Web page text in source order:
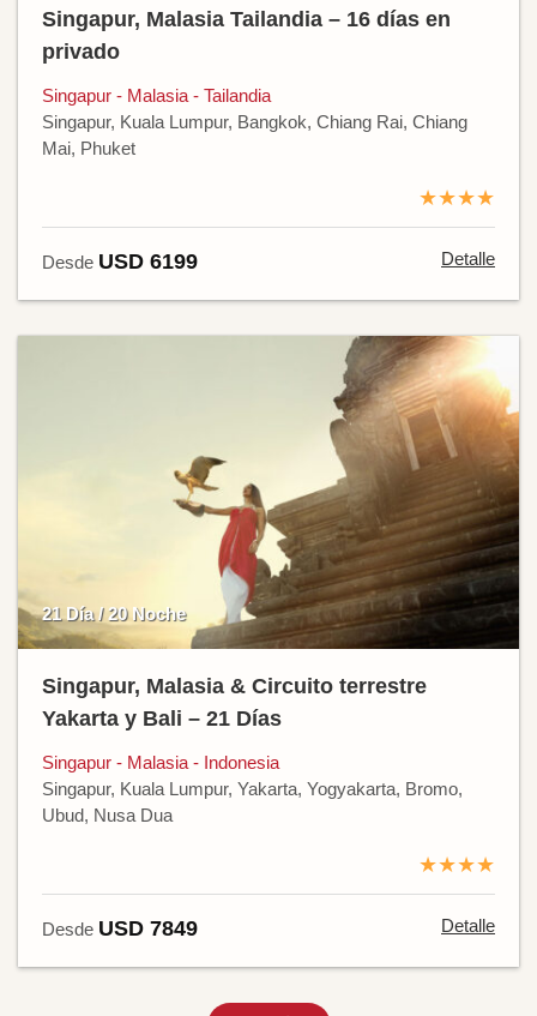
Singapur, Malasia Tailandia – 16 días en
privado
Singapur - Malasia - Tailandia
Singapur, Kuala Lumpur, Bangkok, Chiang Rai, Chiang
Mai, Phuket
★★★★
Desde USD 6199 Detalle
21 Día / 20 Noche
Singapur, Malasia & Circuito terrestre
Yakarta y Bali – 21 Días
Singapur - Malasia - Indonesia
Singapur, Kuala Lumpur, Yakarta, Yogyakarta, Bromo,
Ubud, Nusa Dua
★★★★
Desde USD 7849 Detalle